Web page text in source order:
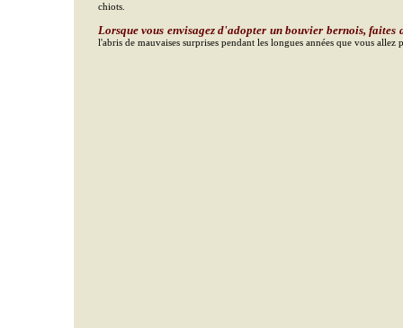
chiots.
Lorsque vous envisagez d'adopter un bouvier bernois, faites
l'abris de mauvaises surprises pendant les longues années que vous